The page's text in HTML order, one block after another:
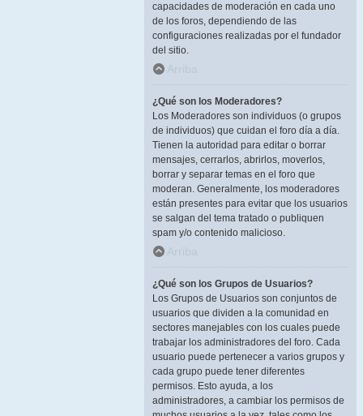
capacidades de moderación en cada uno
de los foros, dependiendo de las
configuraciones realizadas por el fundador
del sitio.
Arriba
¿Qué son los Moderadores?
Los Moderadores son individuos (o grupos
de individuos) que cuidan el foro día a día.
Tienen la autoridad para editar o borrar
mensajes, cerrarlos, abrirlos, moverlos,
borrar y separar temas en el foro que
moderan. Generalmente, los moderadores
están presentes para evitar que los usuarios
se salgan del tema tratado o publiquen
spam y/o contenido malicioso.
Arriba
¿Qué son los Grupos de Usuarios?
Los Grupos de Usuarios son conjuntos de
usuarios que dividen a la comunidad en
sectores manejables con los cuales puede
trabajar los administradores del foro. Cada
usuario puede pertenecer a varios grupos y
cada grupo puede tener diferentes
permisos. Esto ayuda, a los
administradores, a cambiar los permisos de